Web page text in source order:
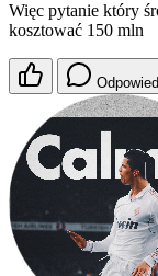
Więc pytanie który
kosztować 150 mln